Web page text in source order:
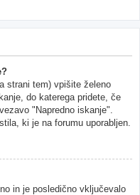
strani tem) vpišite želeno
do katerega pridete, če
"Napredno iskanje".
ki je na forumu uporabljen.
in je posledično vključevalo